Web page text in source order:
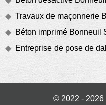
Travaux de maçonnerie
Béton imprimé Bonneuil
Entreprise de pose de
© 2022 - 2026